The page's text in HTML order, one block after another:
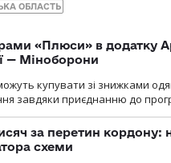
ОБЛАСТЬ
«Плюси» в додатку
— Міноборони
купувати зі знижками
завдяки приєднанню до
за перетин
схеми